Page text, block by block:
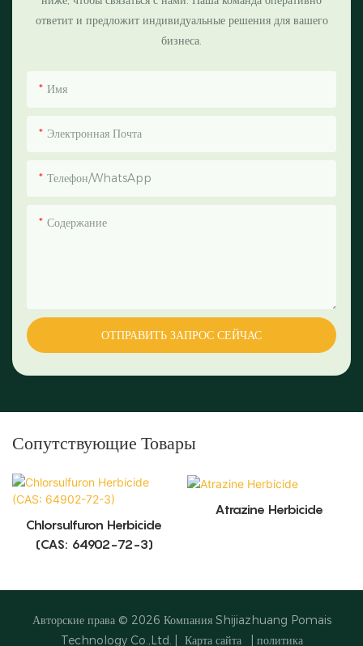
ответит и предложит индивидуальные решения для вашего
бизнеса.
Имя
Электронная Почта
Телефон/WhatsApp
Содержание
ОТПРАВИТЬ ЗАПРОС СЕЙЧАС
Сопутствующие Товары
Chlorsulfuron Herbicide
(CAS: 64902-72-3)
Atrazine Herbicide
Авторские права © 2026 Компания Shijiazhuang Pomais
Technology Co.,Ltd.
Карта сайта политика